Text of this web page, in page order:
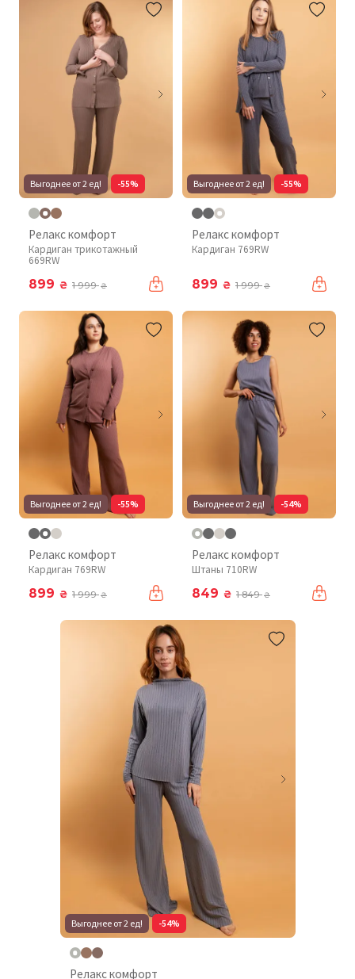
Выгоднее от 2 ед! -55%
Релакс комфорт
Кардиган трикотажный
669RW
899 ₴ 1 999₴
Выгоднее от 2 ед! -55%
Релакс комфорт
Кардиган 769RW
899 ₴ 1 999₴
Выгоднее от 2 ед! -55%
Релакс комфорт
Кардиган 769RW
899 ₴ 1 999₴
Выгоднее от 2 ед! -54%
Релакс комфорт
Штаны 710RW
849 ₴ 1 849₴
Выгоднее от 2 ед! -54%
Релакс комфорт